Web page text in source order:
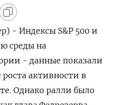
- Индексы S&P 500 и
среды на
- данные показали
активности в
Однако ралли было